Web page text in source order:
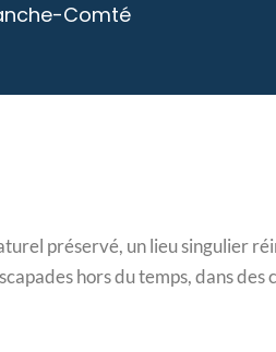
Comté
préservé, un lieu singulier
hors du temps, dans